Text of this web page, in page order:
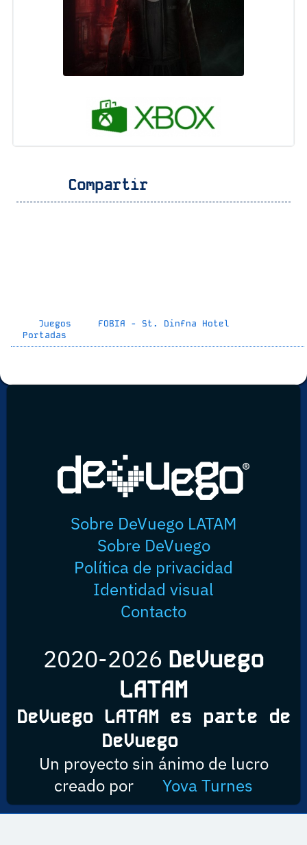
Compartir
Juegos
FOBIA - St. Dinfna Hotel
Portadas
Sobre DeVuego LATAM
Sobre DeVuego
Política de privacidad
Identidad visual
Contacto
2020-2026 DeVuego
LATAM
DeVuego LATAM es parte de
DeVuego
Un proyecto sin ánimo de lucro
creado por
Yova Turnes